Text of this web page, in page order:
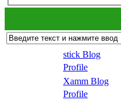
stick Blog
Profile
Xamm Blog
Profile